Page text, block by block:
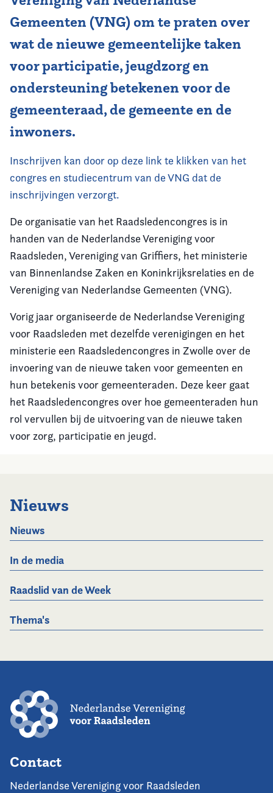
Gemeenten (VNG) om te praten over
wat de nieuwe gemeentelijke taken
voor participatie, jeugdzorg en
ondersteuning betekenen voor de
gemeenteraad, de gemeente en de
inwoners.
Inschrijven kan door op deze link te klikken van het
congres en studiecentrum van de VNG dat de
inschrijvingen verzorgt.
De organisatie van het Raadsledencongres is in
handen van de Nederlandse Vereniging voor
Raadsleden, Vereniging van Griffiers, het ministerie
van Binnenlandse Zaken en Koninkrijksrelaties en de
Vereniging van Nederlandse Gemeenten (VNG).
Vorig jaar organiseerde de Nederlandse Vereniging
voor Raadsleden met dezelfde verenigingen en het
ministerie een Raadsledencongres in Zwolle over de
invoering van de nieuwe taken voor gemeenten en
hun betekenis voor gemeenteraden. Deze keer gaat
het Raadsledencongres over hoe gemeenteraden hun
rol vervullen bij de uitvoering van de nieuwe taken
voor zorg, participatie en jeugd.
Nieuws
Nieuws
In de media
Raadslid van de Week
Thema's
Contact
Nederlandse Vereniging voor Raadsleden